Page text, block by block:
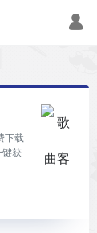
下载
键获